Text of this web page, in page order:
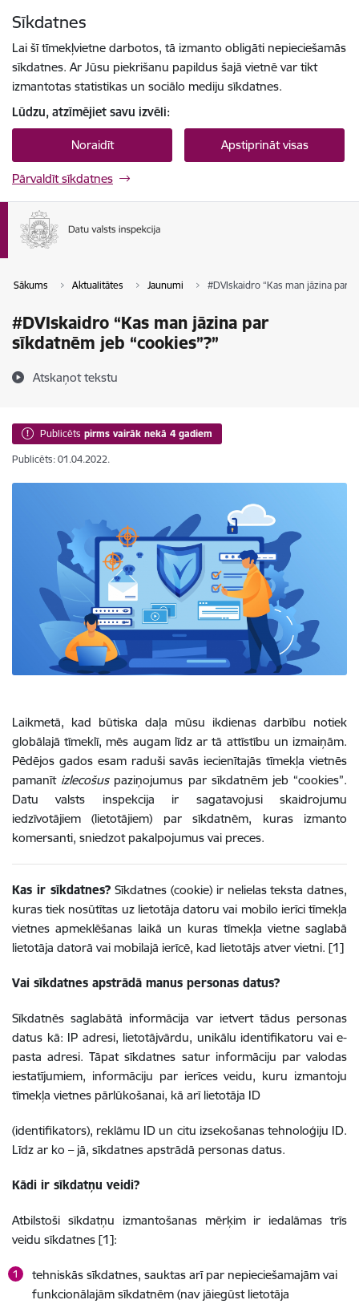
Sīkdatnes
Lai šī tīmekļvietne darbotos, tā izmanto obligāti nepieciešamās
sīkdatnes. Ar Jūsu piekrišanu papildus šajā vietnē var tikt
izmantotas statistikas un sociālo mediju sīkdatnes.
Lūdzu, atzīmējiet savu izvēli:
Noraidīt Apstiprināt visas
Pārvaldīt sīkdatnes
Sākums Aktualitātes Jaunumi #DVIskaidro “Kas man jāzina par
#DVIskaidro “Kas man jāzina par
sīkdatnēm jeb “cookies”?”
Atskaņot tekstu
Publicēts pirms vairāk nekā 4 gadiem
Publicēts: 01.04.2022.
Laikmetā, kad būtiska daļa mūsu ikdienas darbību notiek
globālajā tīmeklī, mēs augam līdz ar tā attīstību un izmaiņām.
Pēdējos gados esam raduši savās iecienītajās tīmekļa vietnēs
pamanīt izlecošus paziņojumus par sīkdatnēm jeb “cookies”.
Datu valsts inspekcija ir sagatavojusi skaidrojumu
iedzīvotājiem (lietotājiem) par sīkdatnēm, kuras izmanto
komersanti, sniedzot pakalpojumus vai preces.
Kas ir sīkdatnes?Sīkdatnes (cookie) ir nelielas teksta datnes,
kuras tiek nosūtītas uz lietotāja datoru vai mobilo ierīci tīmekļa
vietnes apmeklēšanas laikā un kuras tīmekļa vietne saglabā
lietotāja datorā vai mobilajā ierīcē, kad lietotājs atver vietni. [1]
Vai sīkdatnes apstrādā manus personas datus?
Sīkdatnēs saglabātā informācija var ietvert tādus personas
datus kā: IP adresi, lietotājvārdu, unikālu identifikatoru vai e-
pasta adresi. Tāpat sīkdatnes satur informāciju par valodas
iestatījumiem, informāciju par ierīces veidu, kuru izmantoju
tīmekļa vietnes pārlūkošanai, kā arī lietotāja ID
(identifikators), reklāmu ID un citu izsekošanas tehnoloģiju ID.
Līdz ar ko – jā, sīkdatnes apstrādā personas datus.
Kādi ir sīkdatņu veidi?
Atbilstoši sīkdatņu izmantošanas mērķim ir iedalāmas trīs
veidu sīkdatnes [1]:
tehniskās sīkdatnes, sauktas arī par nepieciešamajām vai
funkcionālajām sīkdatnēm (nav jāiegūst lietotāja